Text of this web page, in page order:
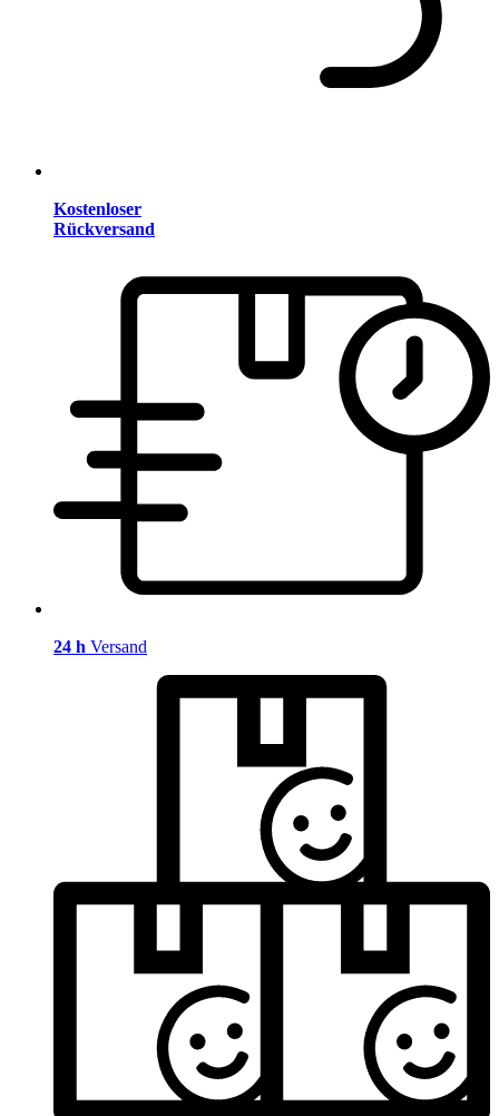
Kostenloser
Rückversand
24 h Versand